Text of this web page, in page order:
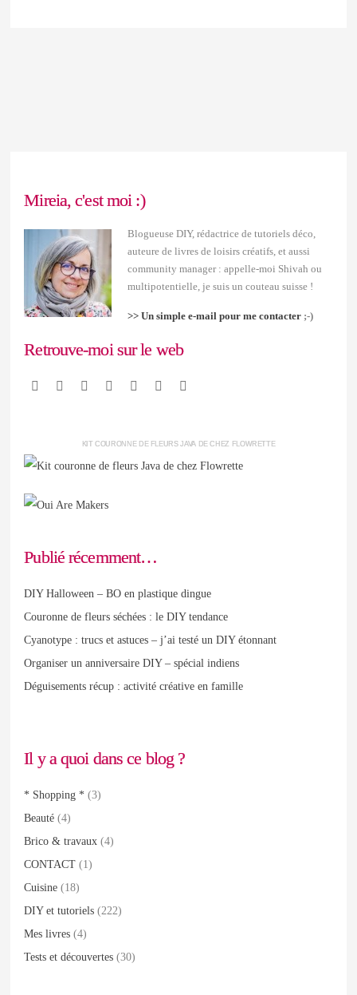
Mireia, c'est moi :)
Blogueuse DIY, rédactrice de tutoriels déco,
auteure de livres de loisirs créatifs, et aussi
community manager : appelle-moi Shivah ou
multipotentielle, je suis un couteau suisse !
>> Un simple e-mail pour me contacter ;-)
Retrouve-moi sur le web
KIT COURONNE DE FLEURS JAVA DE CHEZ FLOWRETTE
Publié récemment…
DIY Halloween – BO en plastique dingue
Couronne de fleurs séchées : le DIY tendance
Cyanotype : trucs et astuces – j’ai testé un DIY étonnant
Organiser un anniversaire DIY – spécial indiens
Déguisements récup : activité créative en famille
Il y a quoi dans ce blog ?
* Shopping * (3)
Beauté (4)
Brico & travaux (4)
CONTACT (1)
Cuisine (18)
DIY et tutoriels (222)
Mes livres (4)
Tests et découvertes (30)